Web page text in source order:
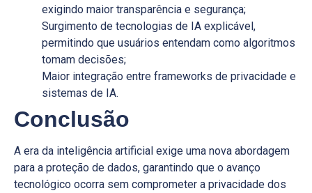
exigindo maior transparência e segurança;
Surgimento de tecnologias de IA explicável,
permitindo que usuários entendam como algoritmos
tomam decisões;
Maior integração entre frameworks de privacidade e
sistemas de IA.
Conclusão
A era da inteligência artificial exige uma nova abordagem
para a proteção de dados, garantindo que o avanço
tecnológico ocorra sem comprometer a privacidade dos